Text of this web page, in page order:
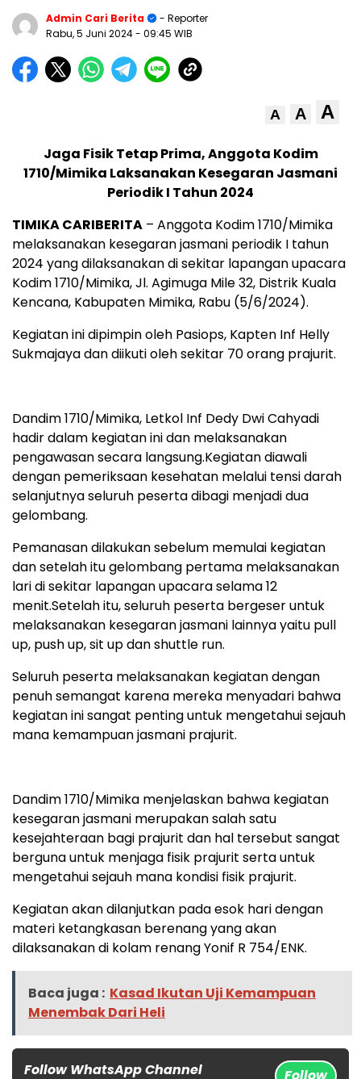
Admin Cari Berita
- Reporter
Rabu, 5 Juni 2024- 09:45 WIB
A A A
Jaga Fisik Tetap Prima, Anggota Kodim
1710/Mimika Laksanakan Kesegaran Jasmani
Periodik I Tahun 2024
TIMIKA CARIBERITA – Anggota Kodim 1710/Mimika
melaksanakan kesegaran jasmani periodik I tahun
2024 yang dilaksanakan di sekitar lapangan upacara
Kodim 1710/Mimika, Jl. Agimuga Mile 32, Distrik Kuala
Kencana, Kabupaten Mimika, Rabu (5/6/2024).
Kegiatan ini dipimpin oleh Pasiops, Kapten Inf Helly
Sukmajaya dan diikuti oleh sekitar 70 orang prajurit.
Dandim 1710/Mimika, Letkol Inf Dedy Dwi Cahyadi
hadir dalam kegiatan ini dan melaksanakan
pengawasan secara langsung.Kegiatan diawali
dengan pemeriksaan kesehatan melalui tensi darah
selanjutnya seluruh peserta dibagi menjadi dua
gelombang.
Pemanasan dilakukan sebelum memulai kegiatan
dan setelah itu gelombang pertama melaksanakan
lari di sekitar lapangan upacara selama 12
menit.Setelah itu, seluruh peserta bergeser untuk
melaksanakan kesegaran jasmani lainnya yaitu pull
up, push up, sit up dan shuttle run.
Seluruh peserta melaksanakan kegiatan dengan
penuh semangat karena mereka menyadari bahwa
kegiatan ini sangat penting untuk mengetahui sejauh
mana kemampuan jasmani prajurit.
Dandim 1710/Mimika menjelaskan bahwa kegiatan
kesegaran jasmani merupakan salah satu
kesejahteraan bagi prajurit dan hal tersebut sangat
berguna untuk menjaga fisik prajurit serta untuk
mengetahui sejauh mana kondisi fisik prajurit.
Kegiatan akan dilanjutkan pada esok hari dengan
materi ketangkasan berenang yang akan
dilaksanakan di kolam renang Yonif R 754/ENK.
Baca juga : Kasad Ikutan Uji Kemampuan
Menembak Dari Heli
Follow WhatsApp Channel